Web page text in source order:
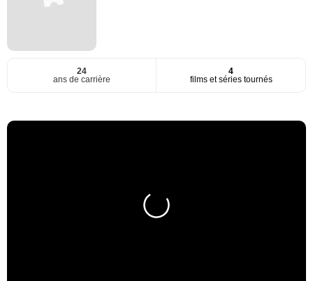
24
ans de carrière
4
films et séries tournés